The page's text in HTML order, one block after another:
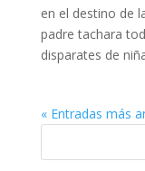
en el destino de
padre tachara
disparates de
« Entradas más